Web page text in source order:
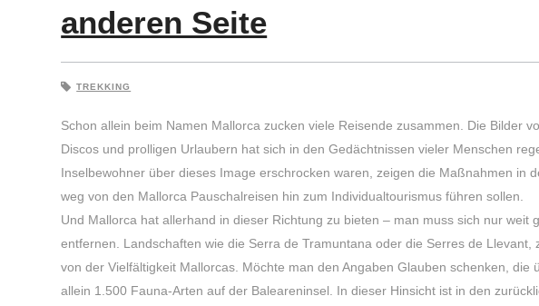
anderen Seite
TREKKING
Schon allein beim Namen Mallorca zucken viele Reisende zusammen. Die Bilder
Discos und prolligen Urlaubern hat sich in den Gedächtnissen vieler Menschen
Inselbewohner über dieses Image erschrocken waren, zeigen die Maßnahmen in
weg von den Mallorca Pauschalreisen hin zum Individualtourismus führen sollen.
Und Mallorca hat allerhand in dieser Richtung zu bieten – man muss sich nur weit
entfernen. Landschaften wie die Serra de Tramuntana oder die Serres de Llevant,
von der Vielfältigkeit Mallorcas. Möchte man den Angaben Glauben schenken, die
allein 1.500 Fauna-Arten auf der Baleareninsel. In dieser Hinsicht ist in den